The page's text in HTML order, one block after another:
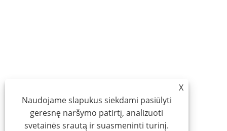
X
Naudojame slapukus siekdami pasiūlyti
geresnę naršymo patirtį, analizuoti
svetainės srautą ir suasmeninti turinį.